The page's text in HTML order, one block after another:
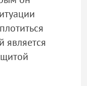
является